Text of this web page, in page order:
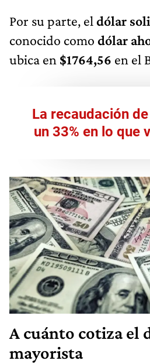
Por su parte, el dólar
conocido como dólar
ubica en $1764,56 en el
La recaudación
un 33% en lo que
A cuánto cotiza el
mayorista